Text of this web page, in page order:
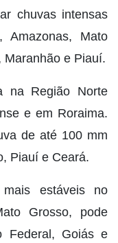
chuvas intensas
Amazonas, Mato
Maranhão e Piauí.
na Região Norte
e em Roraima.
de até 100 mm
Piauí e Ceará.
estáveis no
Grosso, pode
Federal, Goiás e